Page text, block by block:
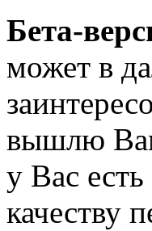
Бета-
может в
вышлю
у Вас
качеству